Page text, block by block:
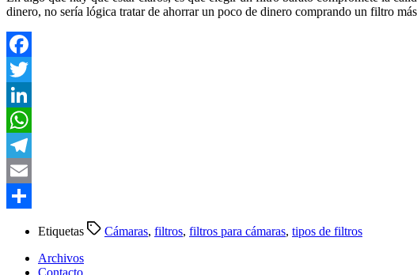
dinero, no sería lógica tratar de ahorrar un poco de dinero comprando un filtro
Facebook
Twitter
LinkedIn
WhatsApp
Telegram
Email
Etiquetas Cámaras, filtros, filtros para cámaras, tipos de filtros
Archivos
Contacto